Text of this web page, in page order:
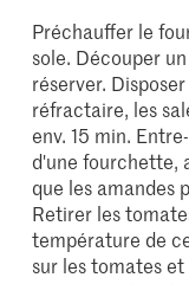
Préchauffer le
sole. Découper
réserver.
réfractaire, les
env. 15 min.
d'une fourchette,
que les amandes
Retirer les
température de
sur les tomates